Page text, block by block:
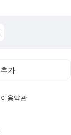
추가
이용약관